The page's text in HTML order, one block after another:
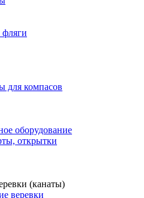
для компасов
оборудование
открытки
(канаты)
веревки